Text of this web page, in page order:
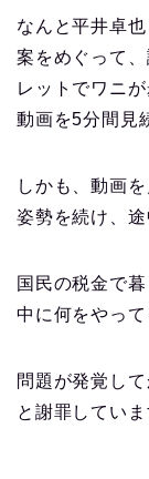
なんと平井卓
案をめぐって
レットでワニ
動画を5分間見
しかも、動画
姿勢を続け、
国民の税金で
中に何をやっ
問題が発覚し
と謝罪していま